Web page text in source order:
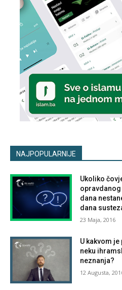
NAJPOPULARNIJE
Ukoliko
dana
dana
23 Maja, 2016
U kakvom
neku
neznanja?
12 Augusta,